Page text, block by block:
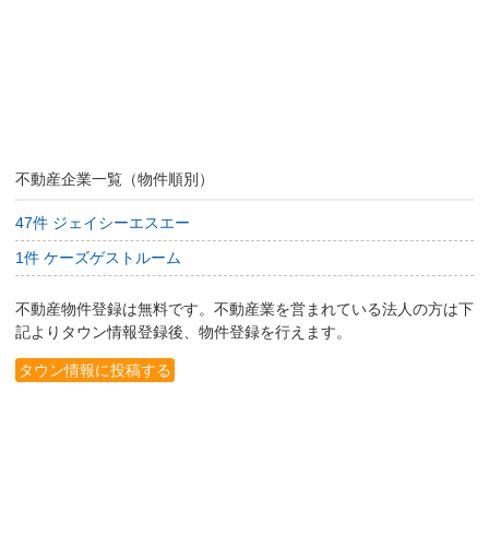
不動産企業一覧（物件順別）
47件 ジェイシーエスエー
1件 ケーズゲストルーム
不動産物件登録は無料です。不動産業を営まれている法人の方は下
記よりタウン情報登録後、物件登録を行えます。
タウン情報に投稿する